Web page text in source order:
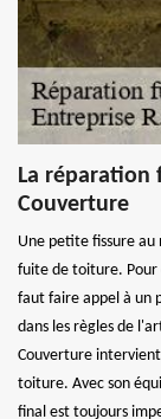
La réparation
Couverture
Une petite fissure
fuite de toiture. Pour
faut faire appel à un
dans les règles de
Couverture
toiture. Avec son
final est toujours